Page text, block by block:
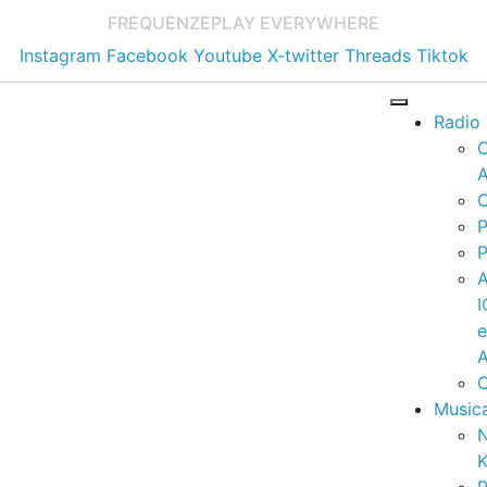
FREQUENZEPLAY EVERYWHERE
Instagram Facebook Youtube X-twitter Threads Tiktok
Radio
e